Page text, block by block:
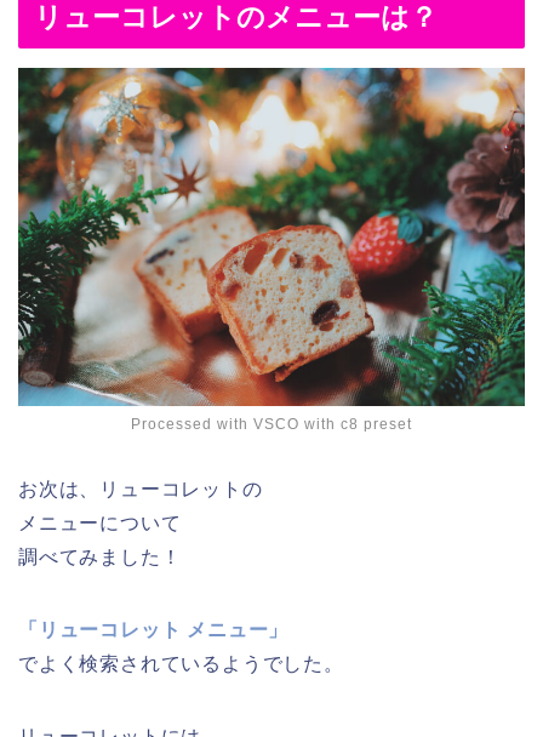
リューコレットのメニューは？
Processed with VSCO with c8 preset
お次は、リューコレットの
メニューについて
調べてみました！
「リューコレット メニュー」
でよく検索されているようでした。